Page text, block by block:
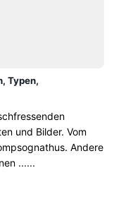
Typen,
und Bilder. Vom
Andere
......